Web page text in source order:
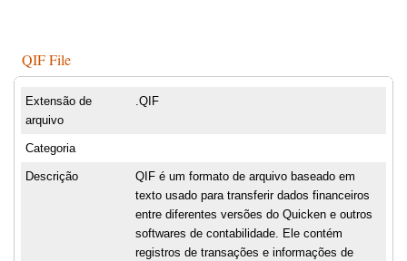
QIF File
Extensão de
arquivo
.QIF
Categoria
Descrição
QIF é um formato de arquivo baseado em
texto usado para transferir dados financeiros
entre diferentes versões do Quicken e outros
softwares de contabilidade. Ele contém
registros de transações e informações de